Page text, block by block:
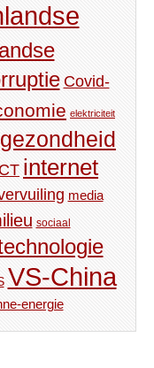
Covid-
elektriciteit
gezondheid
internet
media
sociaal
VS-China
energie